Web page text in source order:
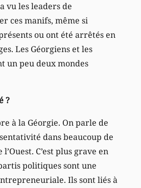
vu les leaders de
ces manifs, même si
ou ont été arrêtés en
Les Géorgiens et les
un peu deux mondes
?
à la Géorgie. On parle de
dans beaucoup de
C’est plus grave en
politiques sont une
Ils sont liés à